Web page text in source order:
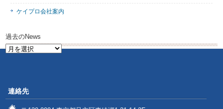
ケイプロ会社案内
過去のNews
過
連絡先